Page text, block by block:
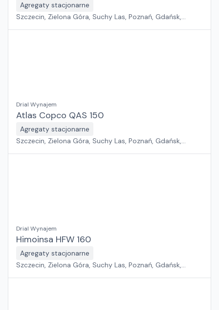
Agregaty stacjonarne
Szczecin, Zielona Góra, Suchy Las, Poznań, Gdańsk,
Drial Wynajem
Atlas Copco QAS 150
Agregaty stacjonarne
Szczecin, Zielona Góra, Suchy Las, Poznań, Gdańsk,
Drial Wynajem
Himoinsa HFW 160
Agregaty stacjonarne
Szczecin, Zielona Góra, Suchy Las, Poznań, Gdańsk,